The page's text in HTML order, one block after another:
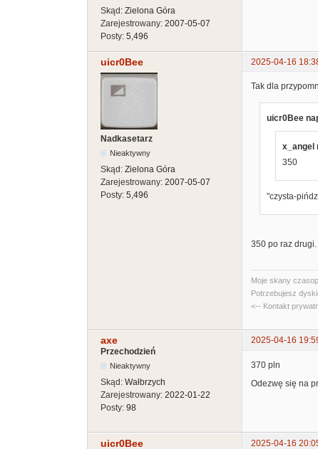
Skąd: Zielona Góra
Zarejestrowany: 2007-05-07
Posty: 5,496
uicr0Bee 2025-04-16
Nadkasetarz
Nieaktywny
Skąd: Zielona Góra
Zarejestrowany: 2007-05-07
Posty: 5,496
Tak dla
uicr0Bee
x_angel
350
"czysta-
350 po raz drugi.
Moje skany
Potrzebujesz
<-- Kontakt
axe 2025-04-16
Przechodzień
Nieaktywny
Skąd: Wałbrzych
Zarejestrowany: 2022-01-22
Posty: 98
370 pln
Odezwę się na
uicr0Bee 2025-04-16